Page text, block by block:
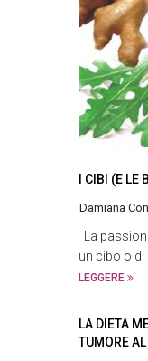
I CIBI (E
Damiana
La
un cibo o di
LEGGERE
LA DIETA
TUMORE